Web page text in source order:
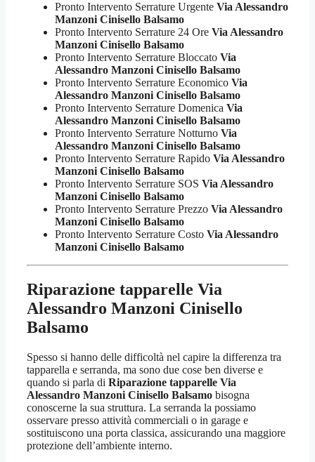
Pronto Intervento Serrature Urgente Via Alessandro
Manzoni Cinisello Balsamo
Pronto Intervento Serrature 24 Ore Via Alessandro
Manzoni Cinisello Balsamo
Pronto Intervento Serrature Bloccato Via
Alessandro Manzoni Cinisello Balsamo
Pronto Intervento Serrature Economico Via
Alessandro Manzoni Cinisello Balsamo
Pronto Intervento Serrature Domenica Via
Alessandro Manzoni Cinisello Balsamo
Pronto Intervento Serrature Notturno Via
Alessandro Manzoni Cinisello Balsamo
Pronto Intervento Serrature Rapido Via Alessandro
Manzoni Cinisello Balsamo
Pronto Intervento Serrature SOS Via Alessandro
Manzoni Cinisello Balsamo
Pronto Intervento Serrature Prezzo Via Alessandro
Manzoni Cinisello Balsamo
Pronto Intervento Serrature Costo Via Alessandro
Manzoni Cinisello Balsamo
Riparazione tapparelle Via
Alessandro Manzoni Cinisello
Balsamo
Spesso si hanno delle difficoltà nel capire la differenza tra
tapparella e serranda, ma sono due cose ben diverse e
quando si parla di Riparazione tapparelle Via
Alessandro Manzoni Cinisello Balsamo bisogna
conoscerne la sua struttura. La serranda la possiamo
osservare presso attività commerciali o in garage e
sostituiscono una porta classica, assicurando una maggiore
protezione dell’ambiente interno.